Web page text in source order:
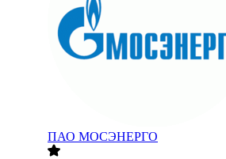
ПАО МОСЭНЕРГО